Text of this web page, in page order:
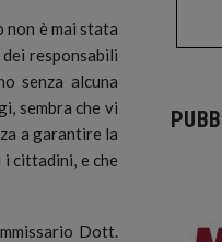
è mai stata
responsabili
senza alcuna
sembra che vi
a garantire la
cittadini, e che
Dott.